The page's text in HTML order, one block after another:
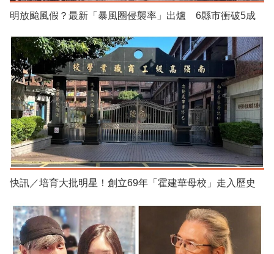
明放颱風假？最新「暴風圈侵襲率」出爐 6縣市衝破5成
快訊／培育大批明星！創立69年「霍建華母校」走入歷史